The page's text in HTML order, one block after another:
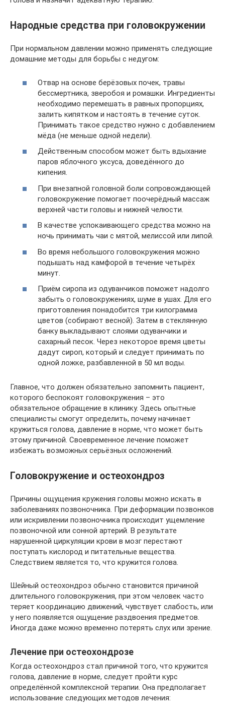
Народные средства при головокружении
При нормальном давлении можно применять следующие
домашние методы для борьбы с недугом:
Отвар на основе берёзовых почек, травы
бессмертника, зверобоя и ромашки. Ингредиенты
необходимо перемешать в равных пропорциях,
залить кипятком и настоять в течение суток.
Принимать такое средство нужно с добавлением
мёда (не меньше одной недели).
Действенным способом может быть вдыхание
паров яблочного уксуса, доведённого до
кипения.
При внезапной головной боли сопровождающей
головокружение помогает поочерёдный массаж
верхней части головы и нижней челюсти.
В качестве успокаивающего средства можно на
ночь принимать чаи с мятой, мелиссой или липой.
Во время небольшого головокружения можно
подышать над камфорой в течение четырёх
минут.
Приём сиропа из одуванчиков поможет надолго
забыть о головокружениях, шуме в ушах. Для его
приготовления понадобится три килограмма
цветов (собирают весной). Затем в стеклянную
банку выкладывают слоями одуванчики и
сахарный песок. Через некоторое время цветы
дадут сироп, который и следует принимать по
одной ложке, разбавленной в 50 мл воды.
Главное, что должен обязательно запомнить пациент,
которого беспокоят головокружения – это
обязательное обращение в клинику. Здесь опытные
специалисты смогут определить, почему начинает
кружиться голова, давление в норме, что может быть
этому причиной. Своевременное лечение поможет
избежать возможных серьёзных осложнений.
Головокружение и остеохондроз
Причины ощущения кружения головы можно искать в
заболеваниях позвоночника. При деформации позвонков
или искривлении позвоночника происходит ущемление
позвоночной или сонной артерий. В результате
нарушенной циркуляции крови в мозг перестают
поступать кислород и питательные вещества.
Следствием является то, что кружится голова.
Шейный остеохондроз обычно становится причиной
длительного головокружения, при этом человек часто
теряет координацию движений, чувствует слабость, или
у него появляется ощущение раздвоения предметов.
Иногда даже можно временно потерять слух или зрение.
Лечение при остеохондрозе
Когда остеохондроз стал причиной того, что кружится
голова, давление в норме, следует пройти курс
определённой комплексной терапии. Она предполагает
использование следующих методов лечения: